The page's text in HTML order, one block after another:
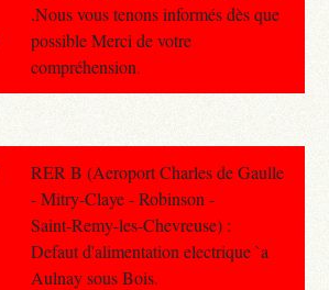
.Nous vous tenons informés dès que
possible Merci de votre
compréhension.
RER B (Aeroport Charles de Gaulle
- Mitry-Claye - Robinson -
Saint-Remy-les-Chevreuse) :
Defaut d'alimentation electrique `a
Aulnay sous Bois.